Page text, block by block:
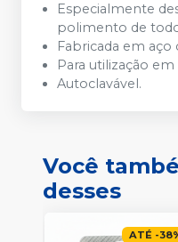
Especialmente
polimento de
Fabricada em aço
Para utilização
Autoclavável.
Você
desses
ATÉ -38